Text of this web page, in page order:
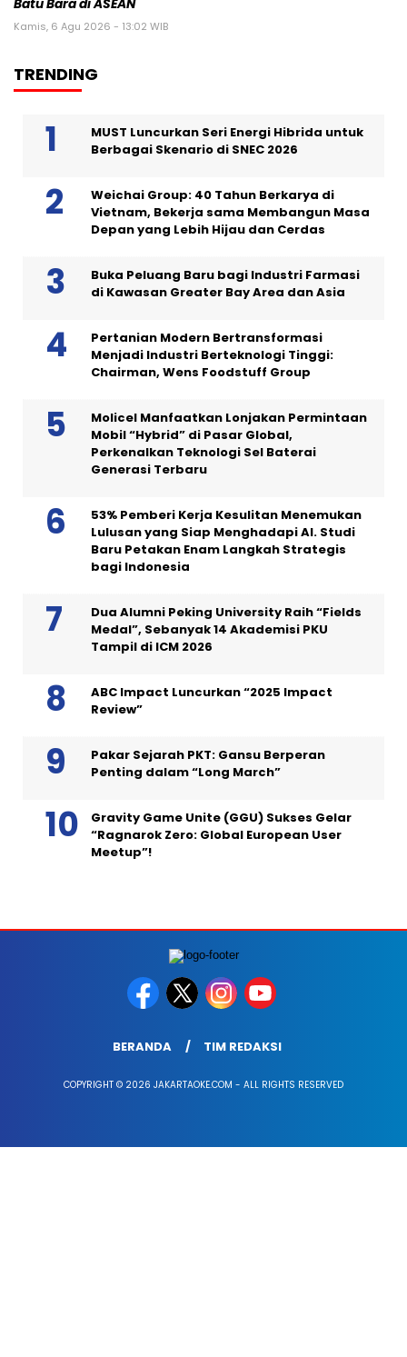
Batu Bara di ASEAN
Kamis, 6 Agu 2026 - 13:02 WIB
TRENDING
MUST Luncurkan Seri Energi Hibrida untuk
Berbagai Skenario di SNEC 2026
Weichai Group: 40 Tahun Berkarya di
Vietnam, Bekerja sama Membangun Masa
Depan yang Lebih Hijau dan Cerdas
Buka Peluang Baru bagi Industri Farmasi
di Kawasan Greater Bay Area dan Asia
Pertanian Modern Bertransformasi
Menjadi Industri Berteknologi Tinggi:
Chairman, Wens Foodstuff Group
Molicel Manfaatkan Lonjakan Permintaan
Mobil “Hybrid” di Pasar Global,
Perkenalkan Teknologi Sel Baterai
Generasi Terbaru
53% Pemberi Kerja Kesulitan Menemukan
Lulusan yang Siap Menghadapi AI. Studi
Baru Petakan Enam Langkah Strategis
bagi Indonesia
Dua Alumni Peking University Raih “Fields
Medal”, Sebanyak 14 Akademisi PKU
Tampil di ICM 2026
ABC Impact Luncurkan “2025 Impact
Review”
Pakar Sejarah PKT: Gansu Berperan
Penting dalam “Long March”
Gravity Game Unite (GGU) Sukses Gelar
“Ragnarok Zero: Global European User
Meetup”!
BERANDA TIM REDAKSI
COPYRIGHT © 2026 JAKARTAOKE.COM - ALL RIGHTS RESERVED